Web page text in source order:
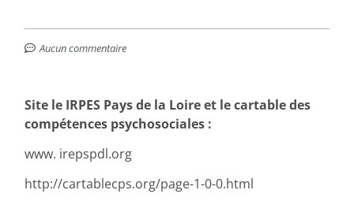
Aucun commentaire
Site le IRPES Pays de la Loire et le cartable des
compétences psychosociales :
www. irepspdl.org
http://cartablecps.org/page-1-0-0.html